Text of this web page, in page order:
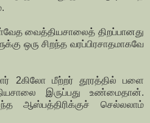
வைத்தியசாலைத் திறப்பானது
ஒரு சிறந்த வரப்பிரசாதமாகவே
2கிலோ மீற்றர் தூரத்தில் பளை
இருப்பது உண்மைதான்.
ஆஸ்பத்திரிக்குச் செல்லலாம்